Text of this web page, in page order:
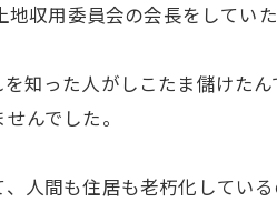
収用委員会の会長をしてい
知った人がしこたま儲けた
んでした。
人間も住居も老朽化してい